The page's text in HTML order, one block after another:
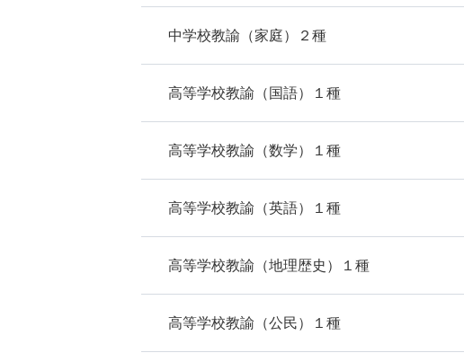
中学校教諭（家庭）２種
高等学校教諭（国語）１種
高等学校教諭（数学）１種
高等学校教諭（英語）１種
高等学校教諭（地理歴史）１種
高等学校教諭（公民）１種